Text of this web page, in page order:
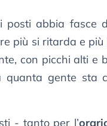
posti abbia fasce
più si ritarda e
con picchi alti e
gente sta
- tanto per l’